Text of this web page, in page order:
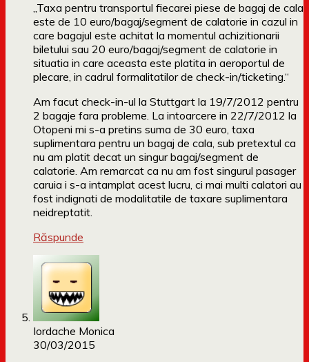
„Taxa pentru transportul fiecarei piese de bagaj de cala
este de 10 euro/bagaj/segment de calatorie in cazul in
care bagajul este achitat la momentul achizitionarii
biletului sau 20 euro/bagaj/segment de calatorie in
situatia in care aceasta este platita in aeroportul de
plecare, in cadrul formalitatilor de check-in/ticketing.“
Am facut check-in-ul la Stuttgart la 19/7/2012 pentru
2 bagaje fara probleme. La intoarcere in 22/7/2012 la
Otopeni mi s-a pretins suma de 30 euro, taxa
suplimentara pentru un bagaj de cala, sub pretextul ca
nu am platit decat un singur bagaj/segment de
calatorie. Am remarcat ca nu am fost singurul pasager
caruia i s-a intamplat acest lucru, ci mai multi calatori au
fost indignati de modalitatile de taxare suplimentara
neidreptatit.
Răspunde
Iordache Monica
30/03/2015